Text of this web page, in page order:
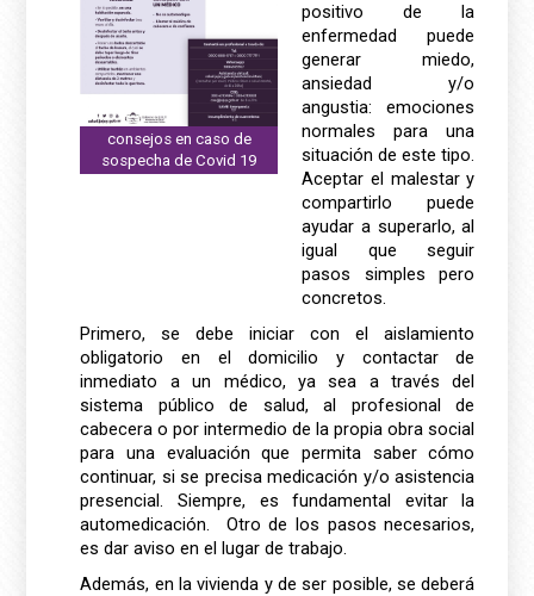
consejos en caso de
sospecha de Covid 19
positivo de la
enfermedad puede
generar miedo,
ansiedad y/o
angustia: emociones
normales para una
situación de este tipo.
Aceptar el malestar y
compartirlo puede
ayudar a superarlo, al
igual que seguir
pasos simples pero
concretos.
Primero, se debe iniciar con el aislamiento
obligatorio en el domicilio y contactar de
inmediato a un médico, ya sea a través del
sistema público de salud, al profesional de
cabecera o por intermedio de la propia obra social
para una evaluación que permita saber cómo
continuar, si se precisa medicación y/o asistencia
presencial. Siempre, es fundamental evitar la
automedicación. Otro de los pasos necesarios,
es dar aviso en el lugar de trabajo.
Además, en la vivienda y de ser posible, se deberá